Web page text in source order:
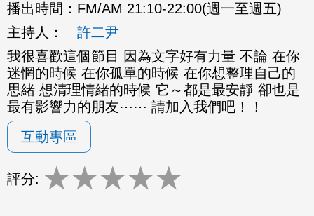
播出時間： FM/AM 21:10-22:00(週一至週五)
主持人：
許二尹
我很喜歡這個節目 因為文字好有力量 不論 在你
迷惘的時候 在你孤單的時候 在你想整理自己的
思緒 想清理情緒的時候 它～都是最安靜 卻也是
最有影響力的朋友⋯⋯ 請加入我們吧！！
互動專區
評分: ★★★★★